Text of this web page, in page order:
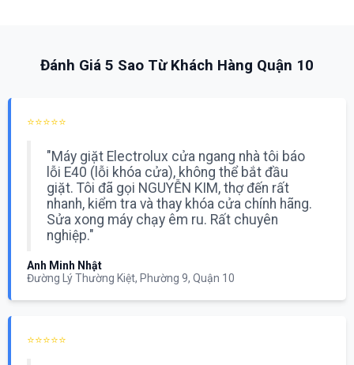
Đánh Giá 5 Sao Từ Khách Hàng Quận 10
⭐⭐⭐⭐⭐
"Máy giặt Electrolux cửa ngang nhà tôi báo
lỗi E40 (lỗi khóa cửa), không thể bắt đầu
giặt. Tôi đã gọi NGUYỄN KIM, thợ đến rất
nhanh, kiểm tra và thay khóa cửa chính hãng.
Sửa xong máy chạy êm ru. Rất chuyên
nghiệp."
Anh Minh Nhật
Đường Lý Thường Kiệt, Phường 9, Quận 10
⭐⭐⭐⭐⭐